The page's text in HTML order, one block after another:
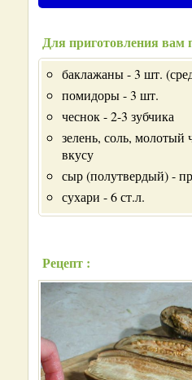
Для приготовления вам
баклажаны - 3 шт.
помидоры - 3 шт.
чеснок - 2-3 зубчика
зелень, соль,
вкусу
сыр (полутвердый) -
сухари - 6 ст.л.
Рецепт :